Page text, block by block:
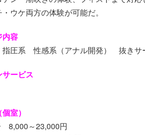
ウケ両方の体験が可能だ。
内容
圧系 性感系（アナル開発） 抜きサ
ービス
室）
8,000～23,000円